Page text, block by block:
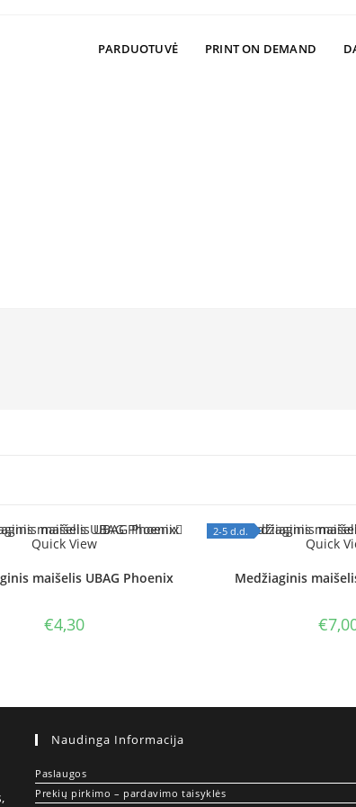
PARDUOTUVĖ PRINT ON DEMAND
STOCK
Quick View
maišelis UBAG Phoenix
€4,30
2-5 d.d.
OUT OF STOCK
Quick
Medžiaginis
€
Naudinga Informacija
Paslaugos
Prekių pirkimo – pardavimo taisyklės